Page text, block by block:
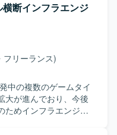
横断インフラエンジ
フリーランス)
中の複数のゲームタイ
大が進んでおり、今後
ためインフラエンジニ